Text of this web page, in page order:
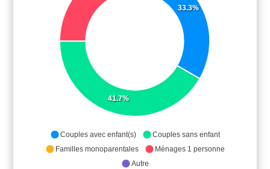
33.3%
41.7%
Couples avec enfant(s)
Couples sans enfant
Familles monoparentales
Ménages 1 personne
Autre